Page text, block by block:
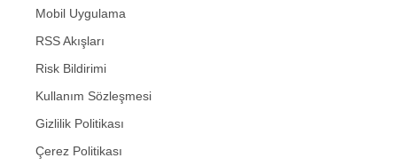
Mobil Uygulama
RSS Akışları
Risk Bildirimi
Kullanım Sözleşmesi
Gizlilik Politikası
Çerez Politikası